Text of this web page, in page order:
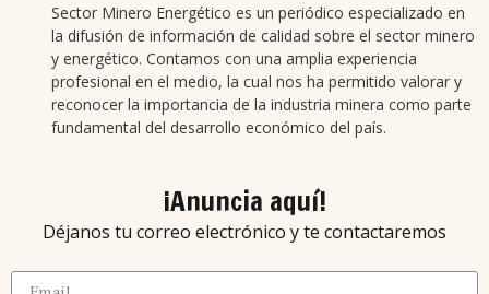
Sector Minero Energético es un periódico especializado en
la difusión de información de calidad sobre el sector minero
y energético. Contamos con una amplia experiencia
profesional en el medio, la cual nos ha permitido valorar y
reconocer la importancia de la industria minera como parte
fundamental del desarrollo económico del país.
¡Anuncia aquí!
Déjanos tu correo electrónico y te contactaremos